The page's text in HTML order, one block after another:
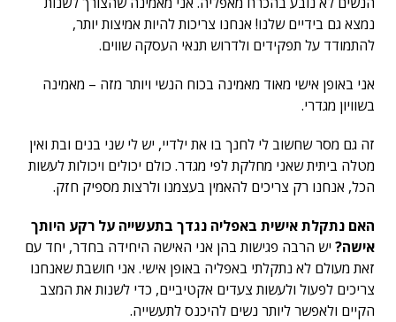
נמצא גם בידיים שלנו! אנחנו צריכות להיות אמיצות יותר,
להתמודד על תפקידים ולדרוש תנאי העסקה שווים.
אני באופן אישי מאוד מאמינה בכוח הנשי ויותר מזה – מאמינה
בשוויון מגדרי.
זה גם מסר שחשוב לי לחנך בו את ילדיי, יש לי שני בנים ובת ואין
מטלה ביתית שאני מחלקת לפי מגדר. כולם יכולים ויכולות לעשות
הכל, אנחנו רק צריכים להאמין בעצמנו ולרצות מספיק חזק.
האם נתקלת אישית באפליה נגדך בתעשייה על רקע היותך
אישה? יש הרבה פגישות בהן אני האישה היחידה בחדר, יחד עם
זאת מעולם לא נתקלתי באפליה באופן אישי. אני חושבת שאנחנו
צריכים לפעול ולעשות צעדים אקטיביים, כדי לשנות את המצב
הקיים ולאפשר ליותר נשים להיכנס לתעשייה.